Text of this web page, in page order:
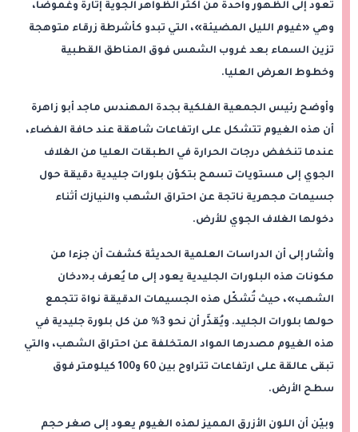
تعود إلى الظهور واحدة من أكثر الظواهر الجوية إثارة وغموضا،
وهي «غيوم الليل المضيئة»، التي تبدو كأشرطة زرقاء متوهجة
تزين السماء بعد غروب الشمس فوق المناطق القطبية
وخطوط العرض العليا.
وأوضح رئيس الجمعية الفلكية بجدة المهندس ماجد أبو زاهرة
أن هذه الغيوم تتشكل على ارتفاعات شاهقة عند حافة الفضاء،
عندما تنخفض درجات الحرارة في الطبقات العليا من الغلاف
الجوي إلى مستويات تسمح بتكوّن بلورات جليدية دقيقة حول
جسيمات مجهرية ناتجة عن احتراق الشهب والنيازك أثناء
دخولها الغلاف الجوي للأرض.
وأشار إلى أن الدراسات العلمية الحديثة كشفت أن جزءا من
مكونات هذه البلورات الجليدية يعود إلى ما يُعرف بـ«دخان
الشهب»، حيث تُشكّل هذه الجسيمات الدقيقة نواة تتجمع
حولها بلورات الجليد. ويُقدَّر أن نحو 3% من كل بلورة جليدية في
هذه الغيوم مصدرها المواد المتخلفة عن احتراق الشهب، والتي
تبقى عالقة على ارتفاعات تتراوح بين 60 و100 كيلومتر فوق
سطح الأرض.
وبيّن أن اللون الأزرق المميز لهذه الغيوم يعود إلى صغر حجم